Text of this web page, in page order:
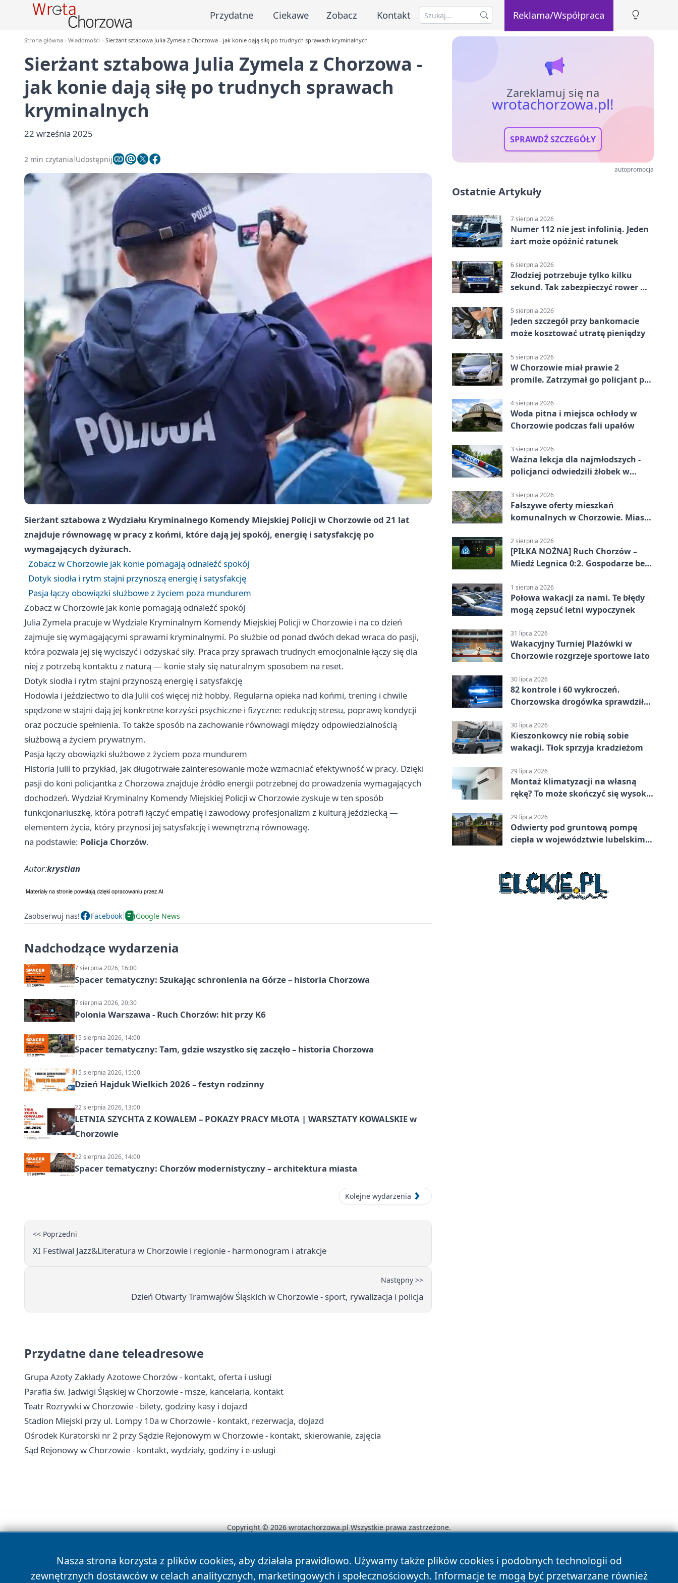
Przydatne Ciekawe Zobacz Kontakt Reklama/Współpraca
Strona główna Wiadomości Sierżant sztabowa Julia Zymela z Chorzowa - jak konie dają siłę po trudnych sprawach kryminalnych
Sierżant sztabowa Julia Zymela z Chorzowa -
jak konie dają siłę po trudnych sprawach
kryminalnych
22 września 2025
2 min czytania Udostępnij
Sierżant sztabowa z Wydziału Kryminalnego Komendy Miejskiej Policji w Chorzowie od 21 lat
znajduje równowagę w pracy z końmi, które dają jej spokój, energię i satysfakcję po
wymagających dyżurach.
Zobacz w Chorzowie jak konie pomagają odnaleźć spokój
Dotyk siodła i rytm stajni przynoszą energię i satysfakcję
Pasja łączy obowiązki służbowe z życiem poza mundurem
Zobacz w Chorzowie jak konie pomagają odnaleźć spokój
Julia Zymela pracuje w Wydziale Kryminalnym Komendy Miejskiej Policji w Chorzowie i na co dzień
zajmuje się wymagającymi sprawami kryminalnymi. Po służbie od ponad dwóch dekad wraca do pasji,
która pozwala jej się wyciszyć i odzyskać siły. Praca przy sprawach trudnych emocjonalnie łączy się dla
niej z potrzebą kontaktu z naturą — konie stały się naturalnym sposobem na reset.
Dotyk siodła i rytm stajni przynoszą energię i satysfakcję
Hodowla i jeździectwo to dla Julii coś więcej niż hobby. Regularna opieka nad końmi, trening i chwile
spędzone w stajni dają jej konkretne korzyści psychiczne i fizyczne: redukcję stresu, poprawę kondycji
oraz poczucie spełnienia. To także sposób na zachowanie równowagi między odpowiedzialnością
służbową a życiem prywatnym.
Pasja łączy obowiązki służbowe z życiem poza mundurem
Historia Julii to przykład, jak długotrwałe zainteresowanie może wzmacniać efektywność w pracy. Dzięki
pasji do koni policjantka z Chorzowa znajduje źródło energii potrzebnej do prowadzenia wymagających
dochodzeń. Wydział Kryminalny Komendy Miejskiej Policji w Chorzowie zyskuje w ten sposób
funkcjonariuszkę, która potrafi łączyć empatię i zawodowy profesjonalizm z kulturą jeździecką —
elementem życia, który przynosi jej satysfakcję i wewnętrzną równowagę.
na podstawie: Policja Chorzów.
Autor:krystian
Zaobserwuj nas! Facebook Google News
Nadchodzące wydarzenia
7 sierpnia 2026, 16:00
Spacer tematyczny: Szukając schronienia na Górze – historia Chorzowa
7 sierpnia 2026, 20:30
Polonia Warszawa - Ruch Chorzów: hit przy K6
15 sierpnia 2026, 14:00
Spacer tematyczny: Tam, gdzie wszystko się zaczęło – historia Chorzowa
15 sierpnia 2026, 15:00
Dzień Hajduk Wielkich 2026 – festyn rodzinny
22 sierpnia 2026, 13:00
LETNIA SZYCHTA Z KOWALEM – POKAZY PRACY MŁOTA | WARSZTATY KOWALSKIE w
Chorzowie
22 sierpnia 2026, 14:00
Spacer tematyczny: Chorzów modernistyczny – architektura miasta
Kolejne wydarzenia
<< Poprzedni
XI Festiwal Jazz&Literatura w Chorzowie i regionie - harmonogram i atrakcje
Następny >>
Dzień Otwarty Tramwajów Śląskich w Chorzowie - sport, rywalizacja i policja
Przydatne dane teleadresowe
Grupa Azoty Zakłady Azotowe Chorzów - kontakt, oferta i usługi
Parafia św. Jadwigi Śląskiej w Chorzowie - msze, kancelaria, kontakt
Teatr Rozrywki w Chorzowie - bilety, godziny kasy i dojazd
Stadion Miejski przy ul. Lompy 10a w Chorzowie - kontakt, rezerwacja, dojazd
Ośrodek Kuratorski nr 2 przy Sądzie Rejonowym w Chorzowie - kontakt, skierowanie, zajęcia
Sąd Rejonowy w Chorzowie - kontakt, wydziały, godziny i e-usługi
Zareklamuj się na
wrotachorzowa.pl!
SPRAWDŹ SZCZEGÓŁY
autopromocja
Ostatnie Artykuły
7 sierpnia 2026
Numer 112 nie jest infolinią. Jeden
żart może opóźnić ratunek
6 sierpnia 2026
Złodziej potrzebuje tylko kilku
sekund. Tak zabezpieczyć rower w
5 sierpnia 2026
Jeden szczegół przy bankomacie
może kosztować utratę pieniędzy
5 sierpnia 2026
W Chorzowie miał prawie 2
promile. Zatrzymał go policjant po
4 sierpnia 2026
Woda pitna i miejsca ochłody w
Chorzowie podczas fali upałów
3 sierpnia 2026
Ważna lekcja dla najmłodszych -
policjanci odwiedzili żłobek w
3 sierpnia 2026
Fałszywe oferty mieszkań
komunalnych w Chorzowie. Miasto
2 sierpnia 2026
[PIŁKA NOŻNA] Ruch Chorzów –
Miedź Legnica 0:2. Gospodarze bez
1 sierpnia 2026
Połowa wakacji za nami. Te błędy
mogą zepsuć letni wypoczynek
31 lipca 2026
Wakacyjny Turniej Plażówki w
Chorzowie rozgrzeje sportowe lato
30 lipca 2026
82 kontrole i 60 wykroczeń.
Chorzowska drogówka sprawdziła
30 lipca 2026
Kieszonkowcy nie robią sobie
wakacji. Tłok sprzyja kradzieżom
29 lipca 2026
Montaż klimatyzacji na własną
rękę? To może skończyć się wysoką
29 lipca 2026
Odwierty pod gruntową pompę
ciepła w województwie lubelskim -
Nasza strona korzysta z plików cookies, aby działała prawidłowo. Używamy także plików cookies i podobnych technologii od
zewnętrznych dostawców w celach analitycznych, marketingowych i społecznościowych. Informacje te mogą być przetwarzane również
Copyright © 2026 wrotachorzowa.pl Wszystkie prawa zastrzeżone.
News Autorzy Polityka Prywatności Polityka Cookies